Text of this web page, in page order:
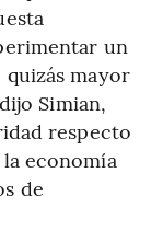
un
mayor
Simian,
respecto
economía
de